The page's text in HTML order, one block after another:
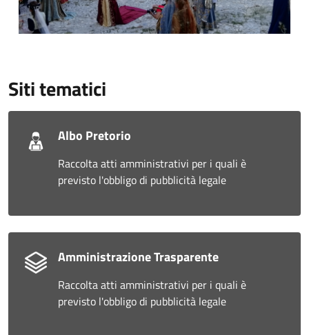
Siti tematici
Albo Pretorio
Raccolta atti amministrativi per i quali è
previsto l'obbligo di pubblicità legale
Amministrazione Trasparente
Raccolta atti amministrativi per i quali è
previsto l'obbligo di pubblicità legale